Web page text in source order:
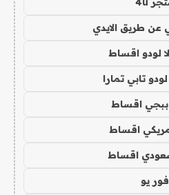
طريق الايدي
لودو اقساط
تابي تمارا
اقساط
اقساط
سعودي اقساط
فور يو